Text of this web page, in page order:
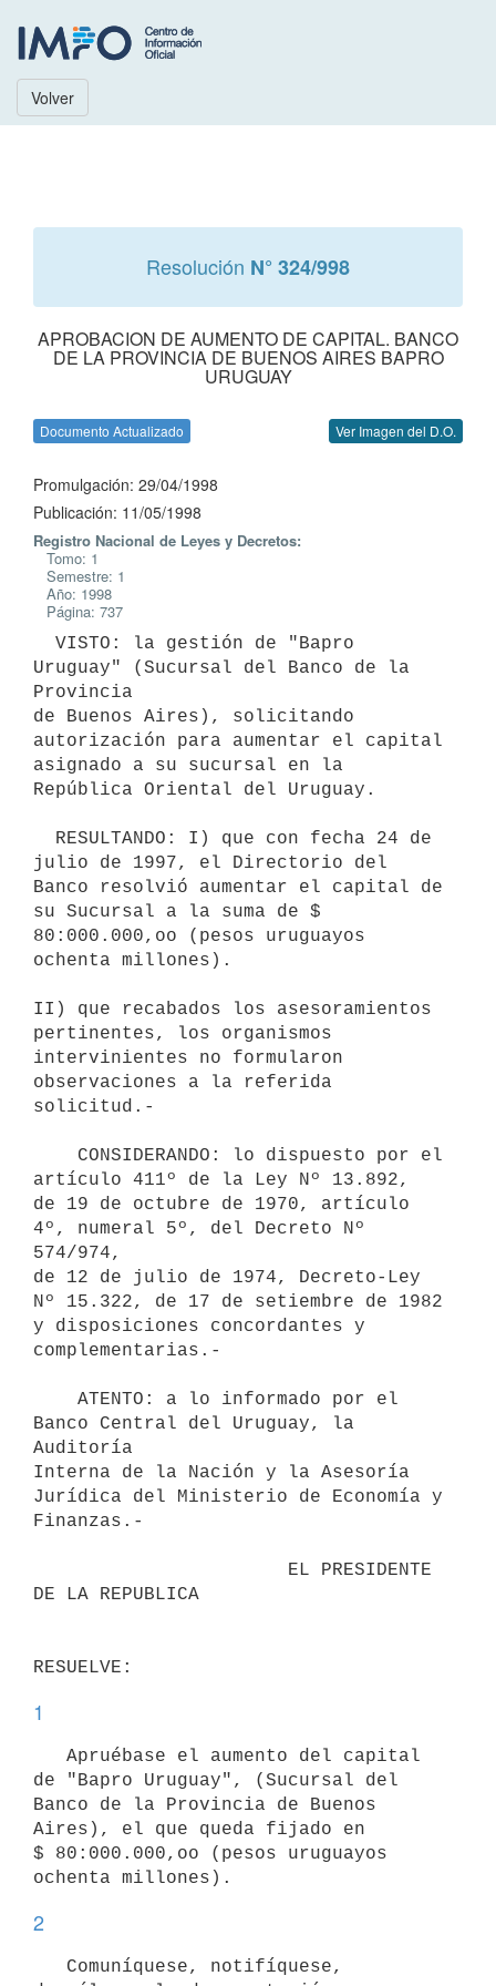
Volver
Resolución N° 324/998
APROBACION DE AUMENTO DE CAPITAL. BANCO
DE LA PROVINCIA DE BUENOS AIRES BAPRO
URUGUAY
Documento Actualizado Ver Imagen del D.O.
Promulgación: 29/04/1998
Publicación: 11/05/1998
Registro Nacional de Leyes y Decretos:
Tomo: 1
Semestre: 1
Año: 1998
Página: 737
Uruguay" (Sucursal del Banco de la
Provincia
de Buenos Aires), solicitando
autorización para aumentar el capital
asignado a su sucursal en la
República Oriental del Uruguay.
julio de 1997, el Directorio del
Banco resolvió aumentar el capital de
su Sucursal a la suma de $
80:000.000,oo (pesos uruguayos
ochenta millones).
II) que recabados los asesoramientos
pertinentes, los organismos
intervinientes no formularon
observaciones a la referida
solicitud.-
artículo 411º de la Ley Nº 13.892,
de 19 de octubre de 1970, artículo
4º, numeral 5º, del Decreto Nº
574/974,
de 12 de julio de 1974, Decreto-Ley
Nº 15.322, de 17 de setiembre de 1982
y disposiciones concordantes y
complementarias.-
Banco Central del Uruguay, la
Auditoría
Interna de la Nación y la Asesoría
Jurídica del Ministerio de Economía y
Finanzas.-
DE LA REPUBLICA
1
de "Bapro Uruguay", (Sucursal del
Banco de la Provincia de Buenos
Aires), el que queda fijado en
$ 80:000.000,oo (pesos uruguayos
2